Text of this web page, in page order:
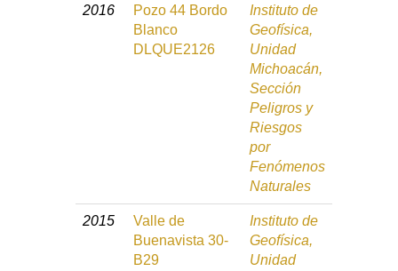
2016
Pozo 44 Bordo
Blanco
DLQUE2126
Instituto de
Geofísica,
Unidad
Michoacán,
Sección
Peligros y
Riesgos
por
Fenómenos
Naturales
2015
Valle de
Buenavista 30-
B29
Instituto de
Geofísica,
Unidad